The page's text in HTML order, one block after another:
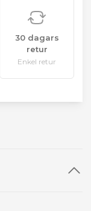
30 dagars
retur
Enkel retur